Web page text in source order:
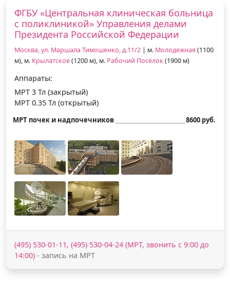
ФГБУ «Центральная клиническая больница
с поликлиникой» Управления делами
Президента Российской Федерации
Москва, ул. Маршала Тимошенко, д.11/2 | м. Молодежная (1100
м), м. Крылатское(1200 м), м. Рабочий Посёлок(1900 м)
Аппараты:
МРТ 3 Тл (закрытый)
МРТ 0.35 Тл (открытый)
МРТ почек и надпочечников 8600 руб.
(495) 530-01-11, (495) 530-04-24 (МРТ, звонить с 9:00 до
14:00) - запись на МРТ